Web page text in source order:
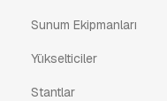
Sunum Ekipmanları
Yükselticiler
Stantlar